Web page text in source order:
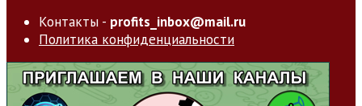
Контакты - profits_inbox@mail.ru
Политика конфиденциальности